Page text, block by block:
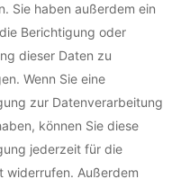
Sie haben außerdem ein
Berichtigung oder
dieser Daten zu
Wenn Sie eine
zur Datenverarbeitung
können Sie diese
jederzeit für die
widerrufen. Außerdem